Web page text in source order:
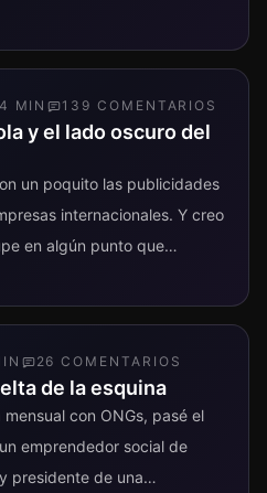
van...
MIN 139 COMENTARIO S
y el lado oscuro del
un poquito las publicidades
internacionales. Y creo
en algún punto que
26 COMENTARIO S
de la esquina
con ONGs, pasé el
emprendedor social de
presidente de una